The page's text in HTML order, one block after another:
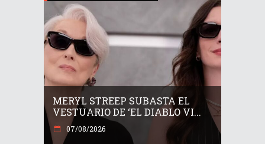
MERYL STREEP SUBASTA EL
VESTUARIO DE ‘EL DIABLO VI...
07/08/2026